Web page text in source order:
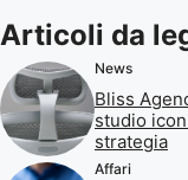
Articoli da
News
Bliss
studio
strategia
Affari